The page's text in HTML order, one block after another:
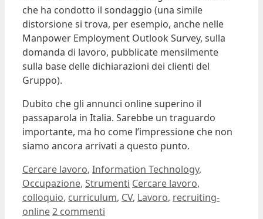
che ha condotto il sondaggio (una simile
distorsione si trova, per esempio, anche nelle
Manpower Employment Outlook Survey, sulla
domanda di lavoro, pubblicate mensilmente
sulla base delle dichiarazioni dei clienti del
Gruppo).
Dubito che gli annunci online superino il
passaparola in Italia. Sarebbe un traguardo
importante, ma ho come l’impressione che non
siamo ancora arrivati a questo punto.
Categorie
Cercare lavoro, Information Technology,
Occupazione, Strumenti Tag
Cercare lavoro,
colloquio, curriculum, CV, Lavoro, recruiting-
online2 commenti